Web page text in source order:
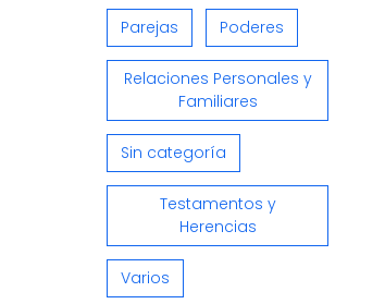
Parejas Poderes
Relaciones Personales y
Familiares
Sin categoría
Testamentos y
Herencias
Varios